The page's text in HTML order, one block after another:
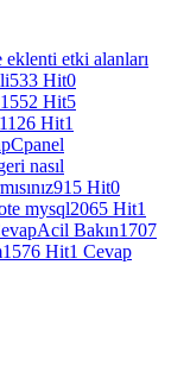
eklenti etki alanları
533 Hit0
1552 Hit5
1126 Hit1
Cpanel
nasıl
915 Hit0
mysql2065 Hit1
Acil Bakın1707
1576 Hit1 Cevap